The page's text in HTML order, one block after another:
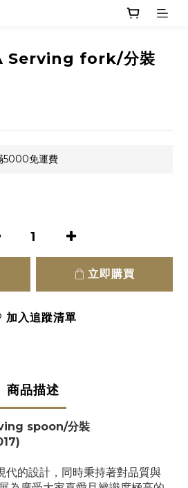
Serving fork/分裝
5000免運費
立即購買
加入追蹤清單
商品描述
spoon/分裝
的設計，同時秉持著對品質與